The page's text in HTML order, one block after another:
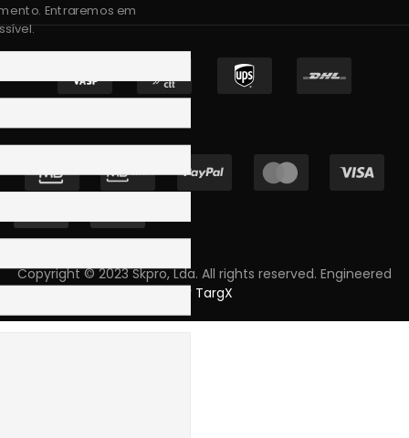
Copyright © 2023 Skpro, Lda. All rights reserved. Engineered
by TargX
Entraremos em